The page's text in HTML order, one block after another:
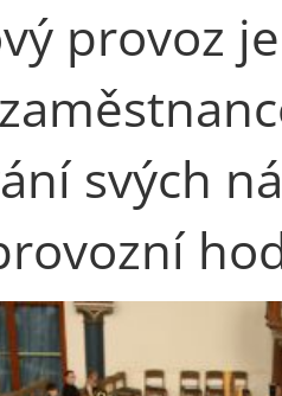
provoz
svých